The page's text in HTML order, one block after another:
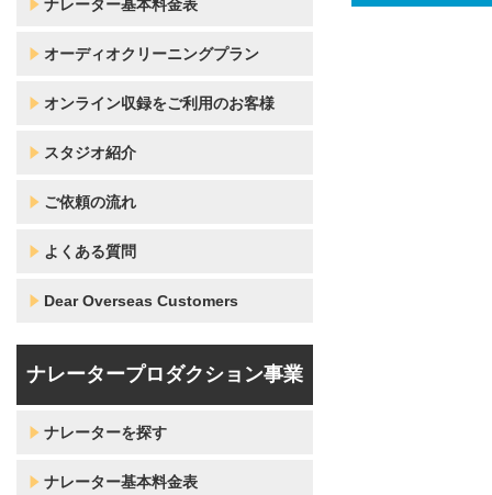
ナレーター基本料金表
オーディオクリーニングプラン
オンライン収録をご利用のお客様
スタジオ紹介
ご依頼の流れ
よくある質問
Dear Overseas Customers
ナレータープロダクション事業
ナレーターを探す
ナレーター基本料金表